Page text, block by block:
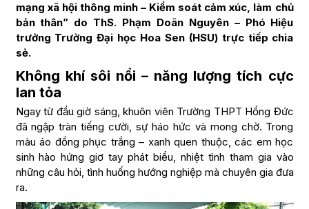
mạng xã hội thông minh – Kiểm soát cảm xúc, làm chủ
bản thân” do ThS. Phạm Doãn Nguyên – Phó Hiệu
trưởng Trường Đại học Hoa Sen (HSU) trực tiếp chia
sẻ.
Không khí sôi nổi – năng lượng tích cực
lan tỏa
Ngay từ đầu giờ sáng, khuôn viên Trường THPT Hồng Đức
đã ngập tràn tiếng cười, sự háo hức và mong chờ. Trong
màu áo đồng phục trắng – xanh quen thuộc, các em học
sinh hào hứng giơ tay phát biểu, nhiệt tình tham gia vào
những câu hỏi, tình huống hướng nghiệp mà chuyên gia đưa
ra.